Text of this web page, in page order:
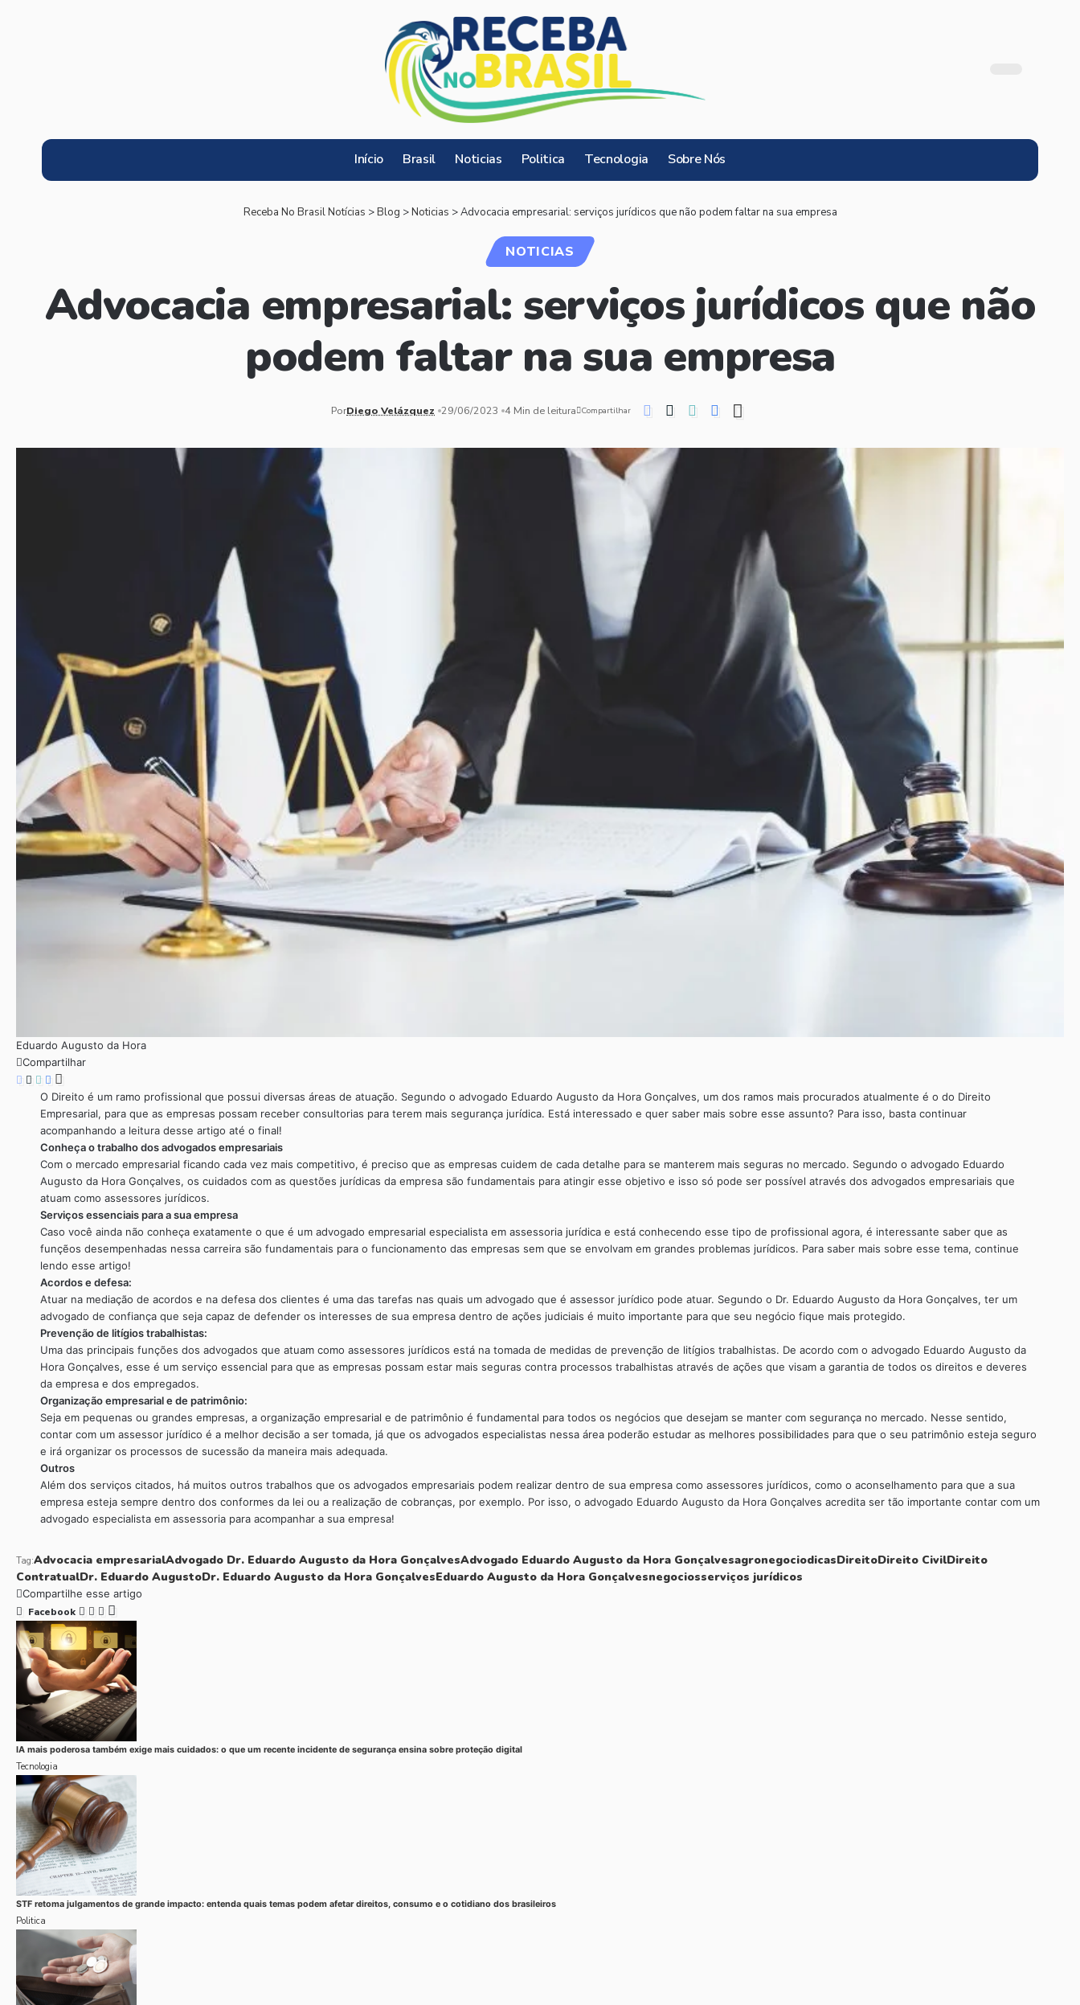
Início Brasil Noticias Politica Tecnologia Sobre Nós
Receba No Brasil Notícias >Blog >Noticias >Advocacia empresarial: serviços jurídicos que não podem faltar na sua empresa
NOTICIAS
Advocacia empresarial: serviços jurídicos que não
podem faltar na sua empresa
PorDiego Velázquez 29/06/2023 4 Min de leitura Compartilhar
Eduardo Augusto da Hora
Compartilhar
O Direito é um ramo profissional que possui diversas áreas de atuação. Segundo o advogado Eduardo Augusto da Hora Gonçalves, um dos ramos mais procurados atualmente é o do Direito
Empresarial, para que as empresas possam receber consultorias para terem mais segurança jurídica. Está interessado e quer saber mais sobre esse assunto? Para isso, basta continuar
acompanhando a leitura desse artigo até o final!
Conheça o trabalho dos advogados empresariais
Com o mercado empresarial ficando cada vez mais competitivo, é preciso que as empresas cuidem de cada detalhe para se manterem mais seguras no mercado. Segundo o advogado Eduardo
Augusto da Hora Gonçalves, os cuidados com as questões jurídicas da empresa são fundamentais para atingir esse objetivo e isso só pode ser possível através dos advogados empresariais que
atuam como assessores jurídicos.
Serviços essenciais para a sua empresa
Caso você ainda não conheça exatamente o que é um advogado empresarial especialista em assessoria jurídica e está conhecendo esse tipo de profissional agora, é interessante saber que as
funçẽos desempenhadas nessa carreira são fundamentais para o funcionamento das empresas sem que se envolvam em grandes problemas jurídicos. Para saber mais sobre esse tema, continue
lendo esse artigo!
Acordos e defesa:
Atuar na mediação de acordos e na defesa dos clientes é uma das tarefas nas quais um advogado que é assessor jurídico pode atuar. Segundo o Dr. Eduardo Augusto da Hora Gonçalves, ter um
advogado de confiança que seja capaz de defender os interesses de sua empresa dentro de ações judiciais é muito importante para que seu negócio fique mais protegido.
Prevenção de litígios trabalhistas:
Uma das principais funções dos advogados que atuam como assessores jurídicos está na tomada de medidas de prevenção de litígios trabalhistas. De acordo com o advogado Eduardo Augusto da
Hora Gonçalves, esse é um serviço essencial para que as empresas possam estar mais seguras contra processos trabalhistas através de ações que visam a garantia de todos os direitos e deveres
da empresa e dos empregados.
Organização empresarial e de patrimônio:
Seja em pequenas ou grandes empresas, a organização empresarial e de patrimônio é fundamental para todos os negócios que desejam se manter com segurança no mercado. Nesse sentido,
contar com um assessor jurídico é a melhor decisão a ser tomada, já que os advogados especialistas nessa área poderão estudar as melhores possibilidades para que o seu patrimônio esteja seguro
e irá organizar os processos de sucessão da maneira mais adequada.
Outros
Além dos serviços citados, há muitos outros trabalhos que os advogados empresariais podem realizar dentro de sua empresa como assessores jurídicos, como o aconselhamento para que a sua
empresa esteja sempre dentro dos conformes da lei ou a realização de cobranças, por exemplo. Por isso, o advogado Eduardo Augusto da Hora Gonçalves acredita ser tão importante contar com um
advogado especialista em assessoria para acompanhar a sua empresa!
Tag:Advocacia empresarialAdvogado Dr. Eduardo Augusto da Hora GonçalvesAdvogado Eduardo Augusto da Hora GonçalvesagronegociodicasDireitoDireito CivilDireito
ContratualDr. Eduardo AugustoDr. Eduardo Augusto da Hora GonçalvesEduardo Augusto da Hora Gonçalvesnegociosserviços jurídicos
Compartilhe esse artigo
Facebook
IA mais poderosa também exige mais cuidados: o que um recente incidente de segurança ensina sobre proteção digital
Tecnologia
STF retoma julgamentos de grande impacto: entenda quais temas podem afetar direitos, consumo e o cotidiano dos brasileiros
Politica